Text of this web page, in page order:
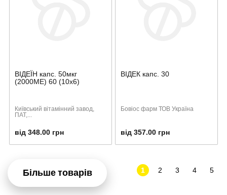
ВІДЕЇН капс. 50мкг
(2000МЕ) 60 (10х6)
Київський вітамінний завод,
ПАТ,...
від 348.00 грн
ВІДЕК капс. 30
Бовіос фарм ТОВ Україна
від 357.00 грн
Більше товарів 1 2 3 4 5